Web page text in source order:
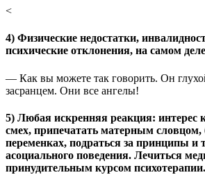
<
4) Физические недостатки,
психические отклонения, на самом
— Как вы можете так говорить. Он
засранцем. Они все ангелы!
5) Любая искренняя реакция:
смех, припечатать матерным словцом,
переменках, подраться за принципы
асоциального поведения. Лечиться
принудительным курсом психотерапии.